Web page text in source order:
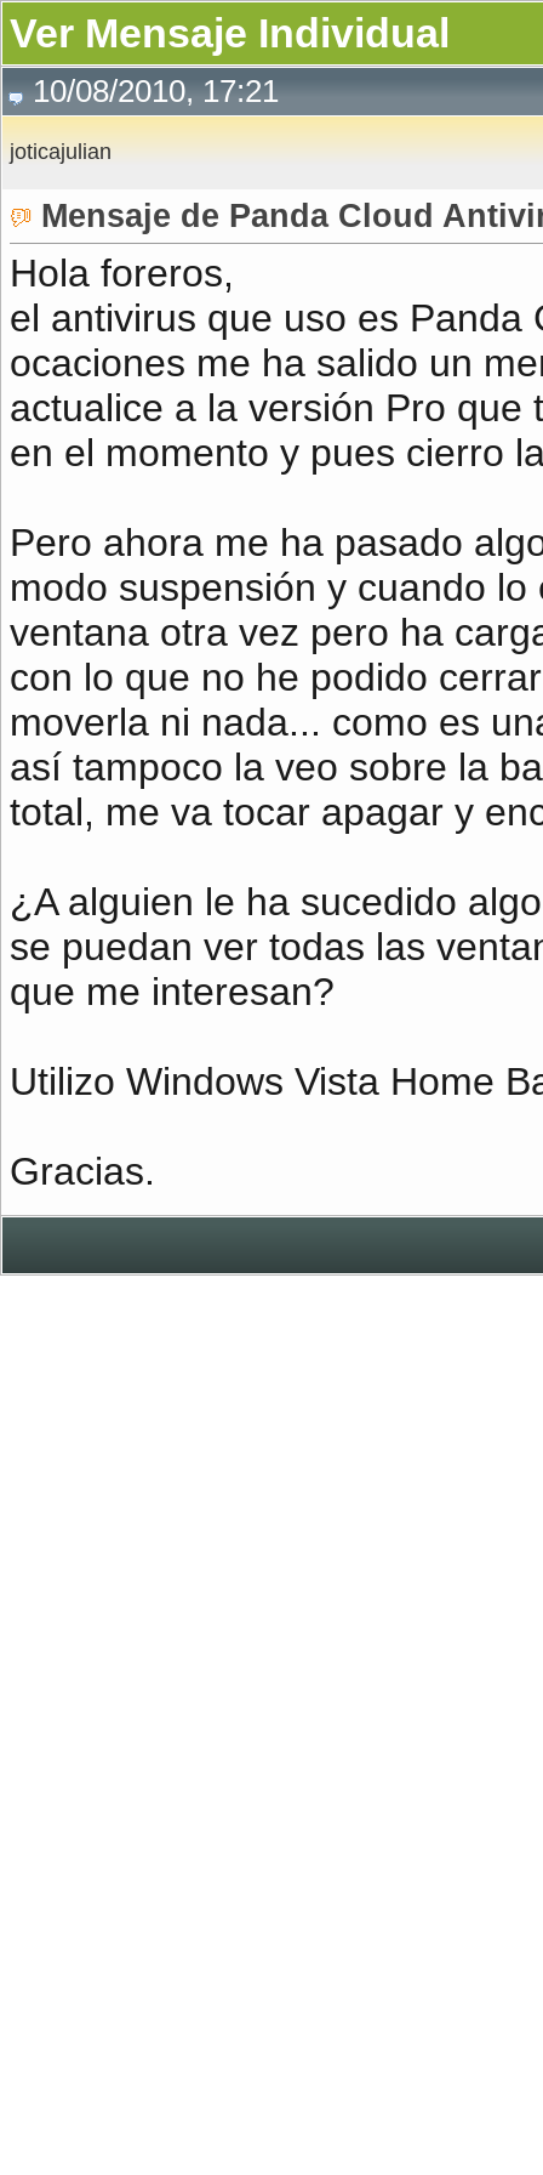
Ver Mensaje Individual
10/08/2010, 17:21
joticajulian
Mensaje de Panda Cloud
Hola foreros,
el antivirus que uso es Panda
ocaciones me ha salido un
actualice a la versión Pro
en el momento y pues cierro
Pero ahora me ha pasado
modo suspensión y cuando
ventana otra vez pero ha
con lo que no he podido
moverla ni nada... como es
así tampoco la veo sobre la
total, me va tocar apagar y
¿A alguien le ha sucedido
se puedan ver todas las
que me interesan?
Utilizo Windows Vista Home
Gracias.